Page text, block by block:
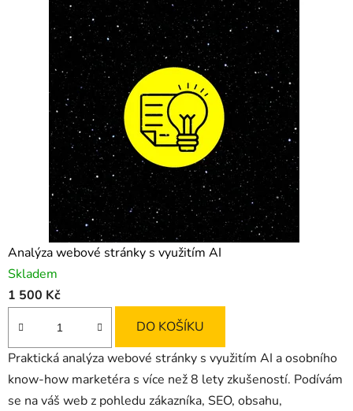
Analýza webové stránky s využitím AI
Skladem
1 500 Kč
DO KOŠÍKU
Praktická analýza webové stránky s využitím AI a osobního
know-how marketéra s více než 8 lety zkušeností. Podívám
se na váš web z pohledu zákazníka, SEO, obsahu,